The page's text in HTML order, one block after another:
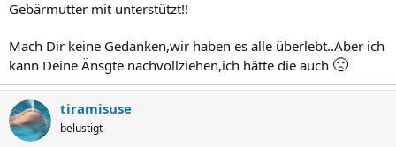
Gebärmutter mit unterstützt!!
Mach Dir keine Gedanken,wir haben es alle überlebt..Aber ich
kann Deine Änsgte nachvollziehen,ich hätte die auch 🙁
tiramisuse
belustigt